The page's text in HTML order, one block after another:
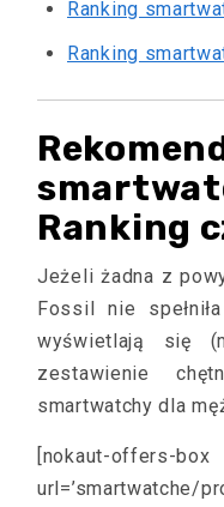
Ranking
Ranking
Ranking
Jeżeli żadna z
Fossil nie
wyświetlają się
zestawienie
smartwatchy dla
[nokaut-offers-
url=’smartwatche/